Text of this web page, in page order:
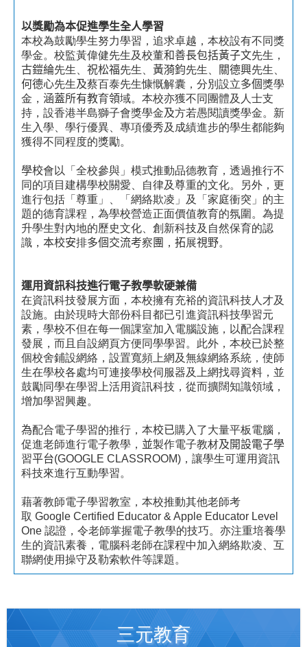
以獎勵為本促進學生全人學習
本校為鼓勵學生努力學習，追求卓越，本校設有不同獎
學金。校監黃偉健先生及校董和善長包括黃子文先生，
古鎧綸先生、 祝松福先生、 黃漪鈞先生、 關德興先生、
何德心先生及蔡百泰先生慷慨解囊，分別設立多個獎學
金， 涵蓋所有教育領域。本校亦獲不同團體及人士支
持，設香港半島獅子會獎學金及方若愚閱讀獎學金。新
生入學、學行優異、專項優秀及成績進步的學生都能夠
獲得不同程度的獎勵。
學校會以「全校參與」模式推動品德教育，透過推行不
同的項目建構學校關愛、自律及尊重的文化。另外，更
進行包括「尊重」、「網絡欺凌」及「家庭衝突」的主
題的德育課程，為學校營造正面價值教育的氛圍。為提
升學生對內地的歷史文化、創新科技及自然保育的認
識， 本校安排多個交流考察 團 ， 拓展視野。
運用資訊科技進行電子教學軟硬兼備
在資訊科技發展方面，本校擁有充裕的資訊科技人才及
設施。由於現時大部份科目都已引進資訊科技學習元
素，學校不但在每一個課室加入電腦設施，以配合課程
發展，而且自設網頁方便同學學習。此外，本校已於整
個校舍鋪設網絡，設置寬頻上網及無線網絡系統，使師
生在學校各處均可連接學校伺服器及上網找尋資料，並
鼓勵同學在學習上活用資訊科技，從而擴闊知識領域，
增加學習興趣。
為配合電子學習的推行，本校已購入了大量平板電腦，
促進老師進行電子教學， 並製作電子教材及開設電子學
習平台(GOOGLE CLASSROOM) ，讓學生可運用資訊
科技來進行互動學習。
藉著教師電子學習教室，本校推動其他老師考
取 Google Certified Educator & Apple Educator Level
One 認證，令老師掌握電子教學的技巧。亦注重培養學
生的資訊素養，電腦科老師在課程中加入網絡欺凌、互
聯網使用操守及勒索軟件等課題。
三元教育